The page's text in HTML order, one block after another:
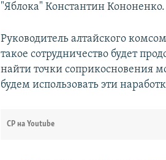
"Яблока" Константин Кононенко.
Руководитель алтайского
такое сотрудничество будет
найти точки соприкосновения
будем использовать эти
СР на Youtube